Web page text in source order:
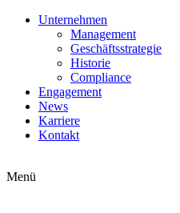
Zum
Unternehmen
Management
Geschäftsstrategie
Historie
Compliance
Engagement
News
Karriere
Kontakt
Menü